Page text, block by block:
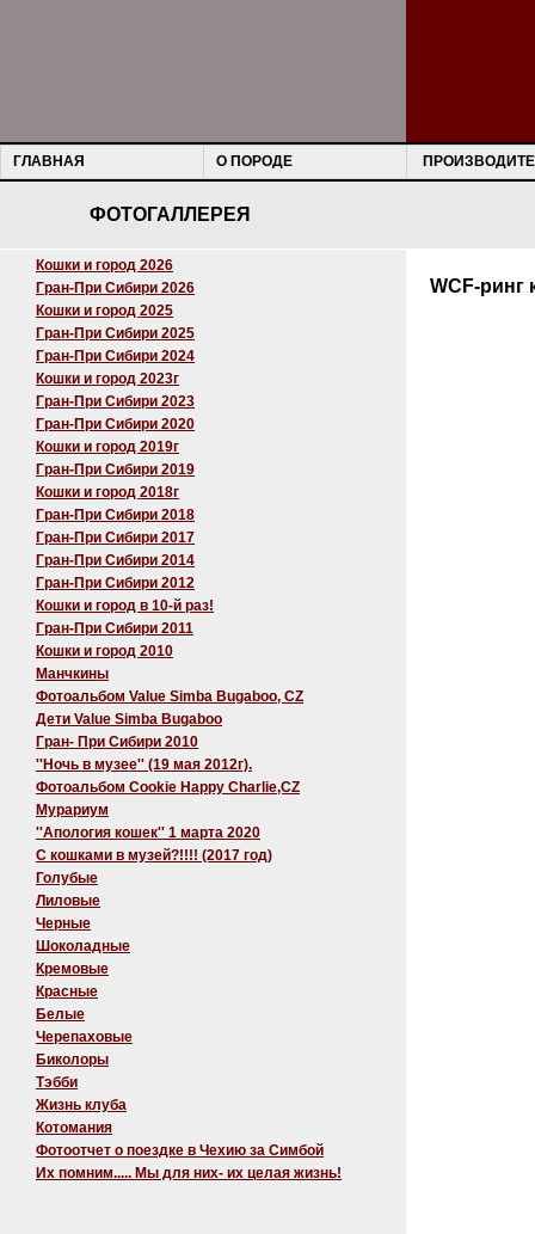
ГЛАВНАЯ О ПОРОДЕ
ФОТОГАЛЛЕРЕЯ
Кошки и город 2026
Гран-При Сибири 2026
Кошки и город 2025
Гран-При Сибири 2025
Гран-При Сибири 2024
Кошки и город 2023г
Гран-При Сибири 2023
Гран-При Сибири 2020
Кошки и город 2019г
Гран-При Сибири 2019
Кошки и город 2018г
Гран-При Сибири 2018
Гран-При Сибири 2017
Гран-При Сибири 2014
Гран-При Сибири 2012
Кошки и город в 10-й раз!
Гран-При Сибири 2011
Кошки и город 2010
Манчкины
Фотоальбом Value Simba Bugaboo, CZ
Дети Value Simba Bugaboo
Гран- При Сибири 2010
''Ночь в музее'' (19 мая 2012г).
Фотоальбом Cookie Happy Charlie,CZ
Мурариум
''Апология кошек'' 1 марта 2020
C кошками в музей?!!!! (2017 год)
Голубые
Лиловые
Черные
Шоколадные
Кремовые
Красные
Белые
Черепаховые
Биколоры
Тэбби
Жизнь клуба
Котомания
Фотоотчет о поездке в Чехию за Симбой
Их помним..... Мы для них- их целая жизнь!
WCF-ринг